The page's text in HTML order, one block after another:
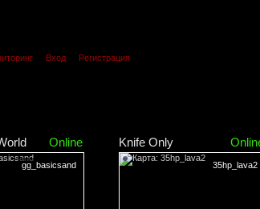
Вход Регистрация
Online
gg_basicsand
Knife Only
35hp_lava2